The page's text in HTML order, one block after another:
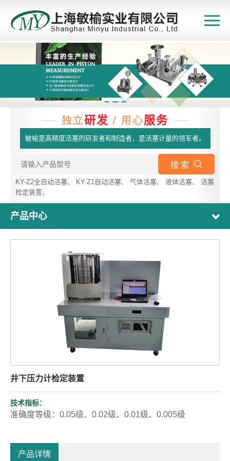
独立研发 / 用心服务
敏榆是高精度活塞的研发者和制造者，是活塞计量的领军者。
搜 索
KY-Z2全自动活塞、 KY-Z1自动活塞、 气体活塞、 液体活塞、 活塞
检定装置、
产品中心
井下压力计检定装置
技术指标：
准确度等级： 0.05级、 0.02级、 0.01级、 0.005级
产品详情